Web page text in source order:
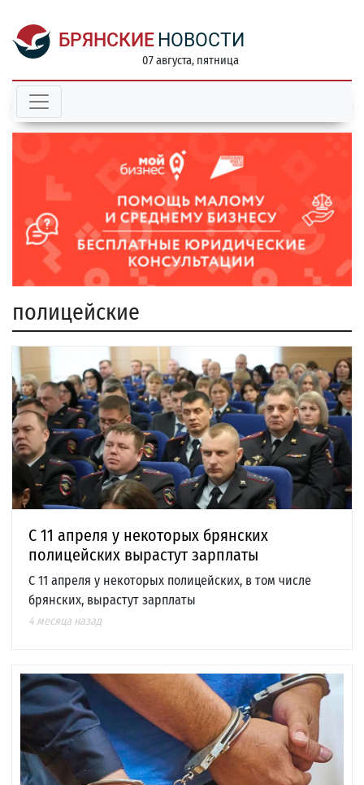
БРЯНСКИЕ НОВОСТИ
07 августа, пятница
полицейские
С 11 апреля у некоторых брянских
полицейских вырастут зарплаты
С 11 апреля у некоторых полицейских, в том числе
брянских, вырастут зарплаты
4 месяца назад